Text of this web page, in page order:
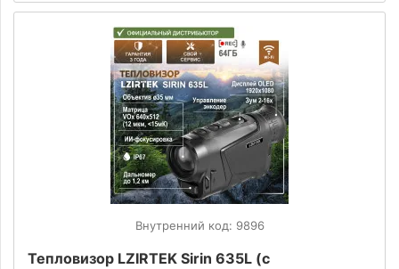
Внутренний код: 9896
Тепловизор LZIRTEK Sirin 635L (с